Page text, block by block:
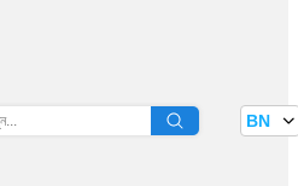
বাতায়ন BN